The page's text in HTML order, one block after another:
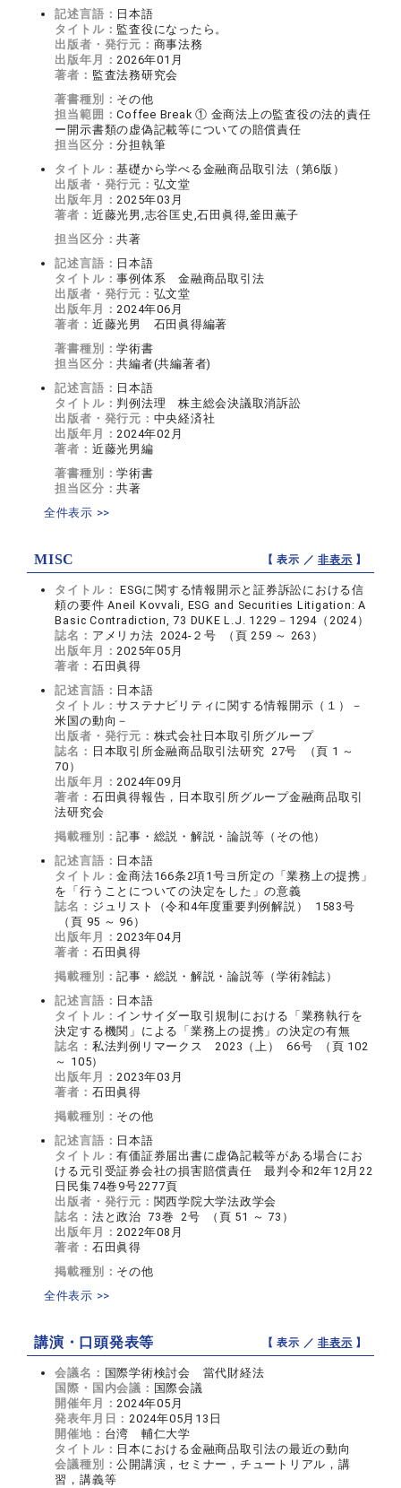
記述言語： 日本語
タイトル： 監査役になったら。
出版者・発行元： 商事法務
出版年月：2026年01月
著者： 監査法務研究会
著書種別： その他
担当範囲：Coffee Break ① 金商法上の監査役の法的責任
ー開示書類の虚偽記載等についての賠償責任
担当区分：分担執筆
タイトル：基礎から学べる金融商品取引法（第6版）
出版者・発行元： 弘文堂
出版年月：2025年03月
著者： 近藤光男,志谷匡史,石田眞得,釜田薫子
担当区分：共著
記述言語： 日本語
タイトル：事例体系 金融商品取引法
出版者・発行元： 弘文堂
出版年月：2024年06月
著者： 近藤光男 石田眞得編著
著書種別：学術書
担当区分：共編者(共編著者)
記述言語： 日本語
タイトル： 判例法理 株主総会決議取消訴訟
出版者・発行元： 中央経済社
出版年月：2024年02月
著者： 近藤光男編
著書種別：学術書
担当区分：共著
全件表示 >>
MISC 【 表示 ／非表示 】
タイトル： ESGに関する情報開示と証券訴訟における信
頼の要件 Aneil Kovvali, ESG and Securities Litigation: A
Basic Contradiction, 73 DUKE L.J. 1229－1294（2024）
誌名： アメリカ法 2024-２号 （頁 259 ～ 263）
出版年月：2025年05月
著者： 石田眞得
記述言語： 日本語
タイトル：サステナビリティに関する情報開示（１）－
米国の動向－
出版者・発行元： 株式会社日本取引所グループ
誌名： 日本取引所金融商品取引法研究 27号 （頁 1 ～
70）
出版年月：2024年09月
著者： 石田眞得報告，日本取引所グループ金融商品取引
法研究会
掲載種別：記事・総説・解説・論説等（その他）
記述言語： 日本語
タイトル：金商法166条2項1号ヨ所定の「業務上の提携」
を「行うことについての決定をした」の意義
誌名： ジュリスト（令和4年度重要判例解説） 1583号
（頁 95 ～ 96）
出版年月：2023年04月
著者： 石田眞得
掲載種別：記事・総説・解説・論説等（学術雑誌）
記述言語： 日本語
タイトル： インサイダー取引規制における「業務執行を
決定する機関」による「業務上の提携」の決定の有無
誌名： 私法判例リマークス 2023（上） 66号 （頁 102
～ 105）
出版年月：2023年03月
著者： 石田眞得
掲載種別： その他
記述言語： 日本語
タイトル：有価証券届出書に虚偽記載等がある場合にお
ける元引受証券会社の損害賠償責任 最判令和2年12月22
日民集74巻9号2277頁
出版者・発行元： 関西学院大学法政学会
誌名： 法と政治 73巻 2号 （頁 51 ～ 73）
出版年月：2022年08月
著者： 石田眞得
掲載種別： その他
全件表示 >>
講演・口頭発表等 【 表示 ／非表示 】
会議名： 国際学術検討会 當代財経法
国際・国内会議： 国際会議
開催年月：2024年05月
発表年月日：2024年05月13日
開催地： 台湾 輔仁大学
タイトル： 日本における金融商品取引法の最近の動向
会議種別：公開講演，セミナー，チュートリアル，講
習，講義等